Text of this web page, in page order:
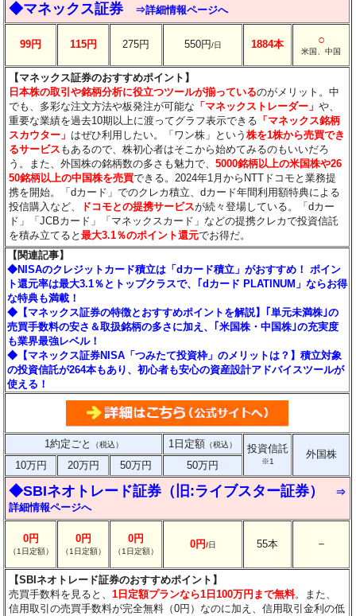
◆マネックス証券 ⇒詳細情報ページへ
99円 115円 275円 550円/日 1884本 ○
米国、中国
【マネックス証券のおすすめポイント】
日本株の取引や銘柄分析に役立つツールが揃っているのがメリット。中
でも、多彩な注文方法や板発注が可能な 「マネックストレーダー」や、
重要な業績を過去10期以上に渡ってグラフ表示できる 「マネックス銘柄
スカウター」 はぜひ利用したい。「ワン株」という株を1株から売買でき
るサービス もあるので、株初心者はそこから始めてみるのもいいだろ
う。また、外国株の銘柄数の多さも魅力で、5000銘柄以上の米国株や26
50銘柄以上の中国株を売買できる。2024年1月からNTTドコモと業務提
携を開始。「dカード」でのクレカ積立、dカード年間利用額特典による
投信購入など、
ドコモとの提携サービスが続々登場している。「dカー
ド」「JCBカード」「マネックスカード」などの提携クレカで投資信託
を積み立てると最大3.1％のポイント還元でお得だ。
【関連記事】
◆NISAのクレジットカード積立は「dカード積立」がおすすめ！ ポイン
ト還元率は最大3.1％とトップクラスで、｢dカード PLATINUM」ならお得
な特典も満載！
◆【マネックス証券の特徴とおすすめポイントを解説】｢単元未満株｣の
売買手数料の安さ＆取扱銘柄の多さに加え、｢米国株・中国株｣の充実度
も業界最強レベル！
◆【マネックス証券NISA「つみたて投資枠」のメリットは？】積立対象
の投資信託が264本もあり、初心者も安心の資産設計アドバイスツールが
使える！
1約定ごと （税込） 1日定額 （税込） 投資信託
※1
外国株
10万円
20万円 50万円 50万円
◆SBIネオトレード証券（旧:ライブスター証券）
⇒
詳細情報ページへ
0円
（1日定額）
0円
（1日定額）
0円
（1日定額）
0円/日 55本 －
【SBIネオトレード証券のおすすめポイント】
売買手数料を見ると、1日定額プランなら1日100万円まで無料。また、
信用取引の売買手数料が完全無料（0円）なのに加え、信用取引金利の低